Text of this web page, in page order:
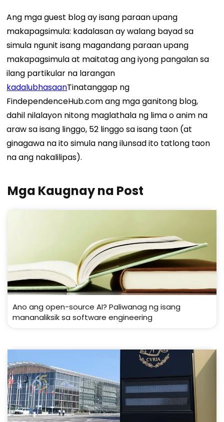
Ang mga guest blog ay isang paraan upang
makapagsimula: kadalasan ay walang bayad sa
simula ngunit isang magandang paraan upang
makapagsimula at maitatag ang iyong pangalan sa
ilang partikular na larangan
kadalubhasaanTinatanggap ng
FindependenceHub.com ang mga ganitong blog,
dahil nilalayon nitong maglathala ng lima o anim na
araw sa isang linggo, 52 linggo sa isang taon (at
ginagawa na ito simula nang ilunsad ito tatlong taon
na ang nakalilipas).
Mga Kaugnay na Post
Ano ang open-source AI? Paliwanag ng isang
mananaliksik sa software engineering